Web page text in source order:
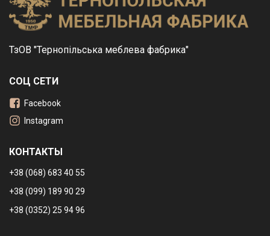
ТзОВ "Тернопільська меблева фабрика"
СОЦ СЕТИ
Facebook
Instagram
КОНТАКТЫ
+38 (068) 683 40 55
+38 (099) 189 90 29
+38 (0352) 25 94 96